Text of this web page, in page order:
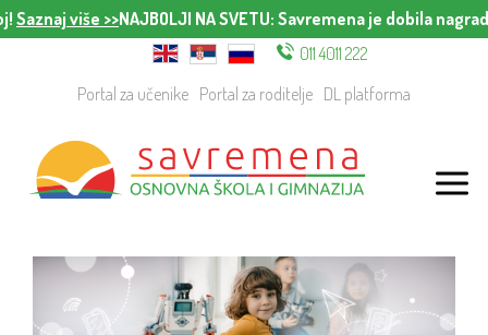
više >>NAJBOLJI NA SVETU: Savremena je dobila nagradu
011 4011 222
Portal za učenike Portal za roditelje DL platforma